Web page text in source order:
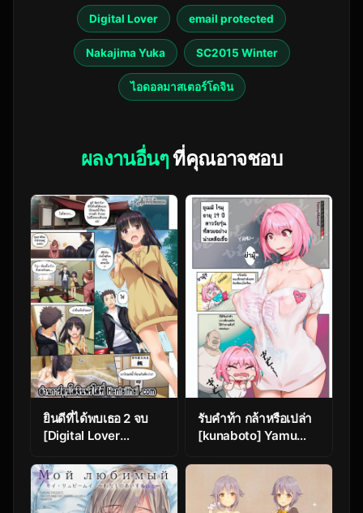
Digital Lover email protected
Nakajima Yuka SC2015 Winter
ไอดอลมาสเตอร์โดจิน
ผลงานอื่นๆที่คุณอาจชอบ
ยินดีที่ได้พบเธอ 2 จบ
[Digital Lover
Wakeari Shoujo to
Dousei Seikatsu
DLO-11 – Part 2
รับคำท้า กล้าหรือเปล่า
[kunaboto] Yamu
[email protected]
CINDERELLA GIRLS)